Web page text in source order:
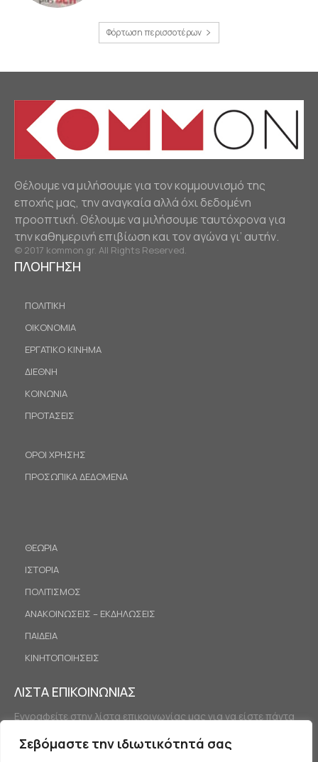
Σεβόμαστε την ιδιωτικότητά σας
Φόρτωση περισσοτέρων
Θέλουμε να μιλήσουμε για τον κομμουνισμό της
εποχής μας, την αναγκαία αλλά όχι δεδομένη
προοπτική. Θέλουμε να μιλήσουμε ταυτόχρονα για
την καθημερινή επιβίωση και τον αγώνα γι’ αυτήν.
© 2017 kommon.gr. All Rights Reserved.
ΠΛΟΗΓΗΣΗ
ΠΟΛΙΤΙΚΗ
ΟΙΚΟΝΟΜΙΑ
ΕΡΓΑΤΙΚΟ ΚΙΝΗΜΑ
ΔΙΕΘΝΗ
ΚΟΙΝΩΝΙΑ
ΠΡΟΤΑΣΕΙΣ
ΟΡΟΙ ΧΡΗΣΗΣ
ΠΡΟΣΩΠΙΚΑ ΔΕΔΟΜΕΝΑ
ΘΕΩΡΙΑ
ΙΣΤΟΡΙΑ
ΠΟΛΙΤΙΣΜΟΣ
ΑΝΑΚΟΙΝΩΣΕΙΣ – ΕΚΔΗΛΩΣΕΙΣ
ΠΑΙΔΕΙΑ
ΚΙΝΗΤΟΠΟΙΗΣΕΙΣ
ΛΙΣΤΑ ΕΠΙΚΟΙΝΩΝΙΑΣ
Εγγραφείτε στην λίστα επικοινωνίας μας για να είστε πάντα